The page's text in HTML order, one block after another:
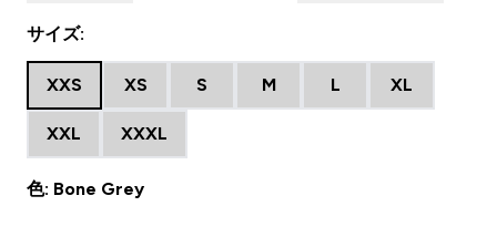
サイズ:
XXS XS S M L XL
XXL XXXL
色: Bone Grey